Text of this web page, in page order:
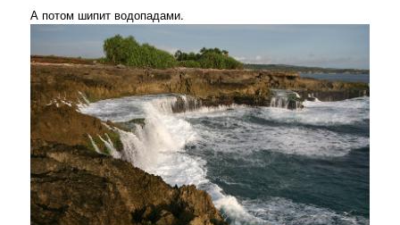
А потом шипит водопадами.